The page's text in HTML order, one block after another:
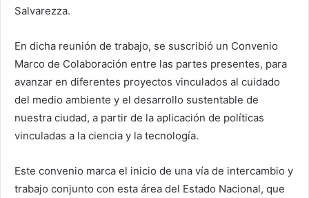
Salvarezza.
En dicha reunión de trabajo, se suscribió un Convenio
Marco de Colaboración entre las partes presentes, para
avanzar en diferentes proyectos vinculados al cuidado
del medio ambiente y el desarrollo sustentable de
nuestra ciudad, a partir de la aplicación de políticas
vinculadas a la ciencia y la tecnología.
Este convenio marca el inicio de una vía de intercambio y
trabajo conjunto con esta área del Estado Nacional, que